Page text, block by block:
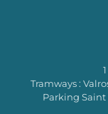
Tramways :
Parking